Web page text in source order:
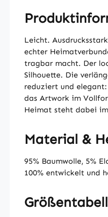
Leicht.
echter
tragbar macht. Der
Silhouette. Die
reduziert und
das Artwork im
Heimat steht dabei
Material &
95% Baumwolle, 5%
100% entwickelt und